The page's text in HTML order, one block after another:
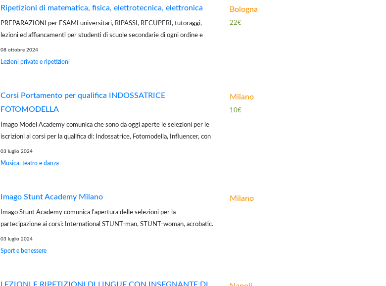
Ripetizioni di matematica, fisica, elettrotecnica, elettronica
PREPARAZIONI per ESAMI universitari, RIPASSI, RECUPERI, tutoraggi,
lezioni ed affiancamenti per studenti di scuole secondarie di ogni ordine e
grado, DIDATTICA PARENTALE, preparazioni test per ingresso università
(TOLC). Hai un debito, devi potenzia...
08 ottobre 2024
Lezioni private e ripetizioni
Bologna
22€
Corsi Portamento per qualifica INDOSSATRICE
FOTOMODELLA
Imago Model Academy comunica che sono da oggi aperte le selezioni per le
iscrizioni ai corsi per la qualifica di: Indossatrice, Fotomodella, Influencer, con
servizio gratuito di Job Placement. Tutti i nostri corsi sono specificatamente a
numero chi...
03 luglio 2024
Musica, teatro e danza
Milano
10€
Imago Stunt Academy Milano
Imago Stunt Academy comunica l'apertura delle selezioni per la
partecipazione ai corsi: International STUNT-man, STUNT-woman, acrobatic.
Straordinario corso dedicato all'action mouvie, dove niente è come sembra,
cadere da dieci metri di altezza o ...
03 luglio 2024
Sport e benessere
Milano
LEZIONI E RIPETIZIONI DI LINGUE CON INSEGNANTE DI